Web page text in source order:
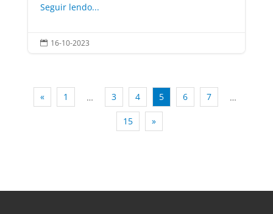
Seguir lendo...
 16-10-2023
« 1 … 3 4 5 6 7 …
15 »